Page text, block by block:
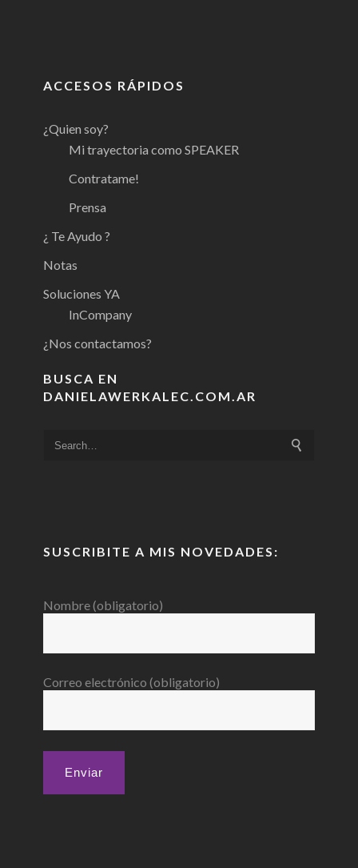
ACCESOS RÁPIDOS
¿Quien soy?
Mi trayectoria como SPEAKER
Contratame!
Prensa
¿ Te Ayudo ?
Notas
Soluciones YA
InCompany
¿Nos contactamos?
BUSCA EN
DANIELAWERKALEC.COM.AR
SUSCRIBITE A MIS NOVEDADES:
Nombre (obligatorio)
Correo electrónico (obligatorio)